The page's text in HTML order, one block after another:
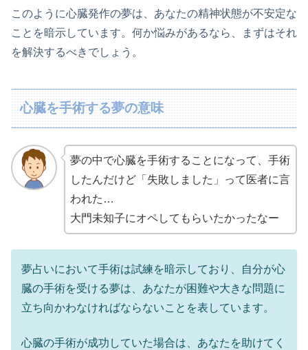
このように心臓発作の夢は、あなたの精神状態が不安定な
ことを暗示しています。何か悩みがあるなら、まずはそれ
を解決するべきでしょう。
心臓を手術する夢の意味
夢の中で心臓を手術することになって、手術
したんだけど「失敗しました」って医者に言
われた…
大門未知子にオペしてもらいたかったなー
夢占いにおいて手術は試練を暗示しており、自分が心
臓の手術を受ける夢は、あなたが困難や大きな問題に
立ち向かわなければならないことを表しています。
心臓の手術が成功していた場合は、あなたを助けてく